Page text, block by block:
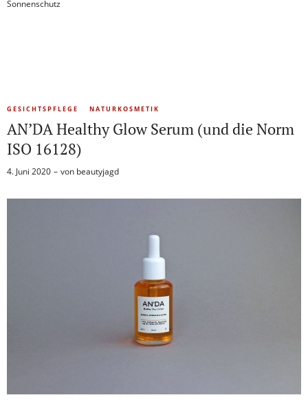
Sonnenschutz
GESICHTSPFLEGE NATURKOSMETIK
AN’DA Healthy Glow Serum (und die Norm
ISO 16128)
4. Juni 2020 von beautyjagd